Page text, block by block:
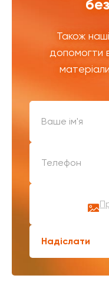
Також
допомогти
Надіслати